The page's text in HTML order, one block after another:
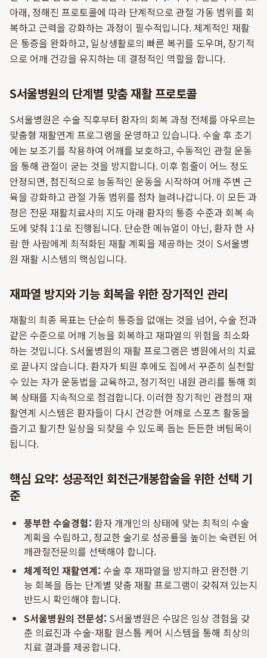
아래, 정해진 프로토콜에 따라 단계적으로 관절 가동 범위를 회
복하고 근력을 강화하는 과정이 필수적입니다. 체계적인 재활
은 통증을 완화하고, 일상생활로의 빠른 복귀를 도우며, 장기적
으로 어깨 건강을 유지하는 데 결정적인 역할을 합니다.
S서울병원의 단계별 맞춤 재활 프로토콜
S서울병원은 수술 직후부터 환자의 회복 과정 전체를 아우르는
맞춤형 재활연계 프로그램을 운영하고 있습니다. 수술 후 초기
에는 보조기를 착용하여 어깨를 보호하고, 수동적인 관절 운동
을 통해 관절이 굳는 것을 방지합니다. 이후 힘줄이 어느 정도
안정되면, 점진적으로 능동적인 운동을 시작하여 어깨 주변 근
육을 강화하고 관절 가동 범위를 점차 늘려나갑니다. 이 모든 과
정은 전문 재활치료사의 지도 아래 환자의 통증 수준과 회복 속
도에 맞춰 1:1로 진행됩니다. 단순한 메뉴얼이 아닌, 환자 한 사
람 한 사람에게 최적화된 재활 계획을 제공하는 것이 S서울병
원 재활 시스템의 핵심입니다.
재파열 방지와 기능 회복을 위한 장기적인 관리
재활의 최종 목표는 단순히 통증을 없애는 것을 넘어, 수술 전과
같은 수준으로 어깨 기능을 회복하고 재파열의 위험을 최소화
하는 것입니다. S서울병원의 재활 프로그램은 병원에서의 치료
로 끝나지 않습니다. 환자가 퇴원 후에도 집에서 꾸준히 실천할
수 있는 자가 운동법을 교육하고, 정기적인 내원 관리를 통해 회
복 상태를 지속적으로 점검합니다. 이러한 장기적인 관점의 재
활연계 시스템은 환자들이 다시 건강한 어깨로 스포츠 활동을
즐기고 활기찬 일상을 되찾을 수 있도록 돕는 든든한 버팀목이
됩니다.
핵심 요약: 성공적인 회전근개봉합술을 위한 선택 기
준
풍부한 수술경험: 환자 개개인의 상태에 맞는 최적의 수술
계획을 수립하고, 정교한 술기로 성공률을 높이는 숙련된 어
깨관절전문의를 선택해야 합니다.
체계적인 재활연계: 수술 후 재파열을 방지하고 완전한 기
능 회복을 돕는 단계별 맞춤 재활 프로그램이 갖춰져 있는지
반드시 확인해야 합니다.
S서울병원의 전문성: S서울병원은 수많은 임상 경험을 갖
춘 의료진과 수술-재활 원스톱 케어 시스템을 통해 최상의
치료 결과를 제공합니다.